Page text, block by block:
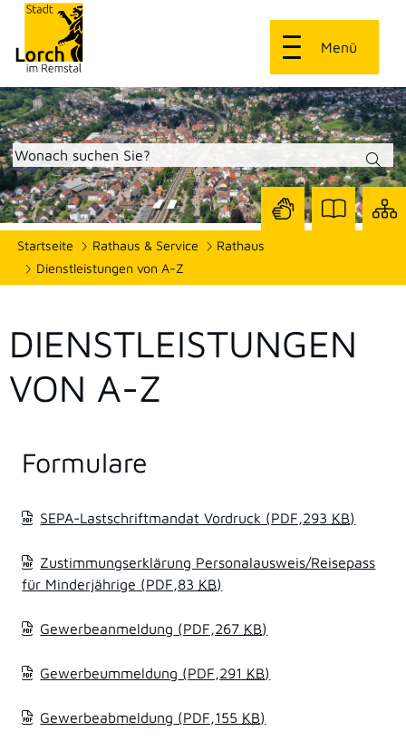
Menü
Startseite Rathaus & Service
Rathaus
Dienstleistungen von A-Z
Seite
DIENSTLEISTUNGEN
VON A-Z
Formulare
SEPA-Lastschriftmandat Vordruck (PDF,293 KB)
Zustimmungserklärung Personalausweis/Reisepass
für Minderjährige (PDF,83 KB)
Gewerbeanmeldung (PDF,267 KB)
Gewerbeummeldung (PDF,291 KB)
Gewerbeabmeldung (PDF,155 KB)